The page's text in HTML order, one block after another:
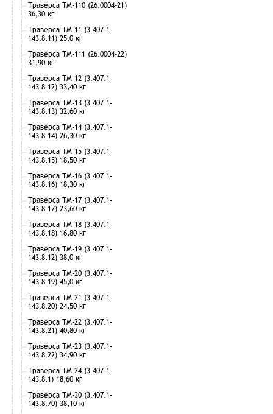
Траверса ТМ-110 (26.0004-21)
36,30 кг
Траверса ТМ-11 (3.407.1-
143.8.11) 25,0 кг
Траверса ТМ-111 (26.0004-22)
31,90 кг
Траверса ТМ-12 (3.407.1-
143.8.12) 33,40 кг
Траверса ТМ-13 (3.407.1-
143.8.13) 32,60 кг
Траверса ТМ-14 (3.407.1-
143.8.14) 26,30 кг
Траверса ТМ-15 (3.407.1-
143.8.15) 18,50 кг
Траверса ТМ-16 (3.407.1-
143.8.16) 18,30 кг
Траверса ТМ-17 (3.407.1-
143.8.17) 23,60 кг
Траверса ТМ-18 (3.407.1-
143.8.18) 16,80 кг
Траверса ТМ-19 (3.407.1-
143.8.12) 38,0 кг
Траверса ТМ-20 (3.407.1-
143.8.19) 45,0 кг
Траверса ТМ-21 (3.407.1-
143.8.20) 24,50 кг
Траверса ТМ-22 (3.407.1-
143.8.21) 40,80 кг
Траверса ТМ-23 (3.407.1-
143.8.22) 34,90 кг
Траверса ТМ-24 (3.407.1-
143.8.1) 18,60 кг
Траверса ТМ-30 (3.407.1-
143.8.70) 38,10 кг